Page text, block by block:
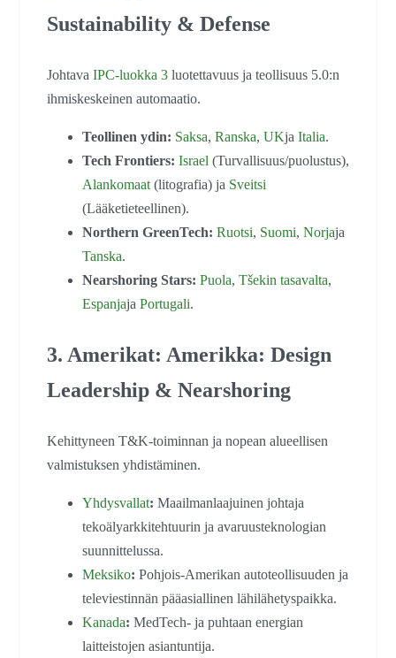
Sustainability & Defense
Johtava IPC-luokka 3 luotettavuus ja teollisuus 5.0:n
ihmiskeskeinen automaatio.
Teollinen ydin: Saksa, Ranska, UKja Italia.
Tech Frontiers: Israel (Turvallisuus/puolustus),
Alankomaat (litografia) ja Sveitsi
(Lääketieteellinen).
Northern GreenTech: Ruotsi, Suomi, Norjaja
Tanska.
Nearshoring Stars: Puola, Tšekin tasavalta,
Espanjaja Portugali.
3. Amerikat: Amerikka: Design
Leadership & Nearshoring
Kehittyneen T&K-toiminnan ja nopean alueellisen
valmistuksen yhdistäminen.
Yhdysvallat: Maailmanlaajuinen johtaja
tekoälyarkkitehtuurin ja avaruusteknologian
suunnittelussa.
Meksiko: Pohjois-Amerikan autoteollisuuden ja
televiestinnän pääasiallinen lähilähetyspaikka.
Kanada: MedTech- ja puhtaan energian
laitteistojen asiantuntija.